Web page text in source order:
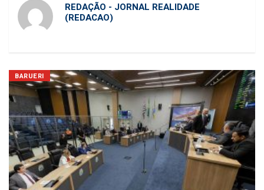
REDAÇÃO - JORNAL REALIDADE
(REDACAO)
BARUERI